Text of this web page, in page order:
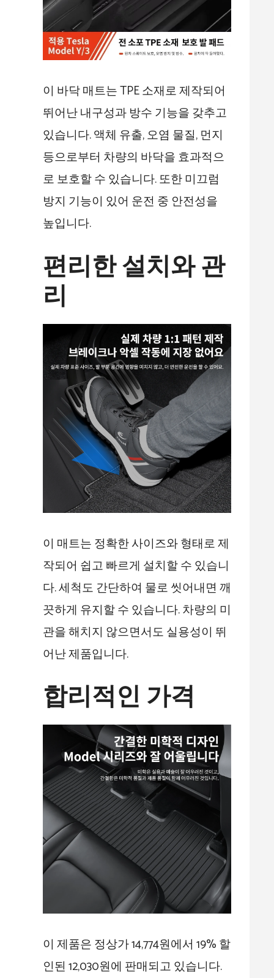
이 바닥 매트는 TPE 소재로 제작되어
뛰어난 내구성과 방수 기능을 갖추고
있습니다. 액체 유출, 오염 물질, 먼지
등으로부터 차량의 바닥을 효과적으
로 보호할 수 있습니다. 또한 미끄럼
방지 기능이 있어 운전 중 안전성을
높입니다.
편리한 설치와 관
리
이 매트는 정확한 사이즈와 형태로 제
작되어 쉽고 빠르게 설치할 수 있습니
다. 세척도 간단하여 물로 씻어내면 깨
끗하게 유지할 수 있습니다. 차량의 미
관을 해치지 않으면서도 실용성이 뛰
어난 제품입니다.
합리적인 가격
이 제품은 정상가 14,774원에서 19% 할
인된 12,030원에 판매되고 있습니다.